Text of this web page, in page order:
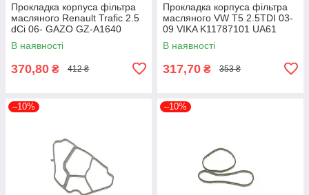
Прокладка корпуса фільтра
масляного Renault Trafic 2.5
dCi 06- GAZO GZ-A1640
UA61
В наявності
370,80 ₴ 412 ₴
Прокладка корпуса фільтра
масляного VW T5 2.5TDI 03-
09 VIKA K11787101 UA61
В наявності
317,70 ₴ 353 ₴
–10% –10%